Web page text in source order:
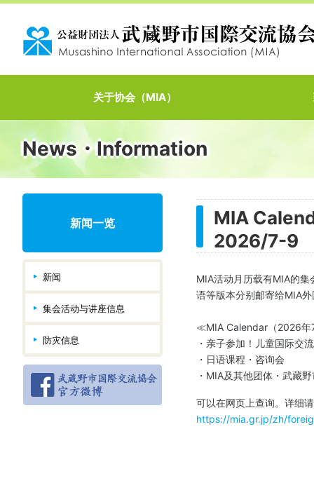
关于协会（MIA）
News・Information
新闻一览
新闻
集会活动与讲座信息
防灾信息
MIA
2026/7-9
MIA活动月历载有MIA的
语等版本分别邮寄给MIA
≪MIA Calendar（2026
・亲子参加！儿童国际交
・日语课程・咨询会
・MIA及其他团体・武藏
可以在网页上查询。详细
https://mia.gr.jp/zh/